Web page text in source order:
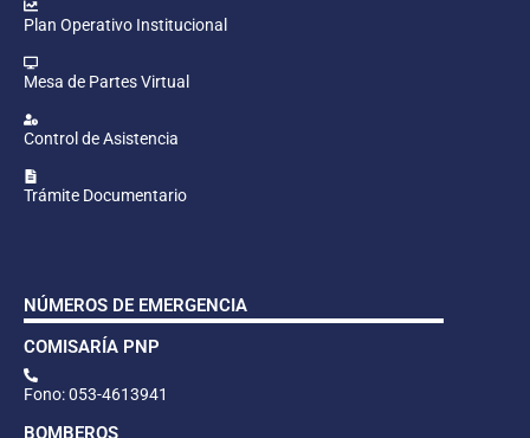
Plan Operativo Institucional
Mesa de Partes Virtual
Control de Asistencia
Trámite Documentario
NÚMEROS DE EMERGENCIA
COMISARÍA PNP
Fono: 053-4613941
BOMBEROS